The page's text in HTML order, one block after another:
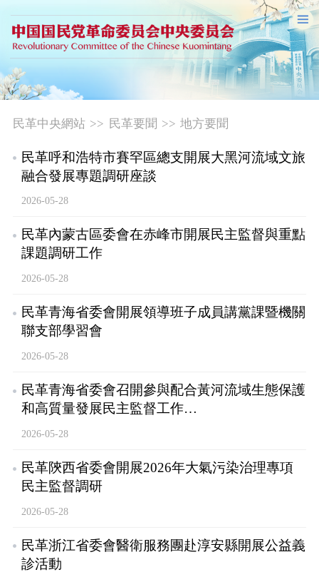
民革中央網站 >> 民革要聞 >> 地方要聞
民革呼和浩特市賽罕區總支開展大黑河流域文旅
融合發展專題調研座談
2026-05-28
民革內蒙古區委會在赤峰市開展民主監督與重點
課題調研工作
2026-05-28
民革青海省委會開展領導班子成員講黨課暨機關
聯支部學習會
2026-05-28
民革青海省委會召開參與配合黃河流域生態保護
和高質量發展民主監督工作…
2026-05-28
民革陝西省委會開展2026年大氣污染治理專項
民主監督調研
2026-05-28
民革浙江省委會醫衛服務團赴淳安縣開展公益義
診活動